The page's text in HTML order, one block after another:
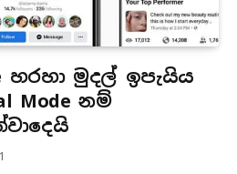
හරහා මුදල් ඉපැයිය
Mode නම්